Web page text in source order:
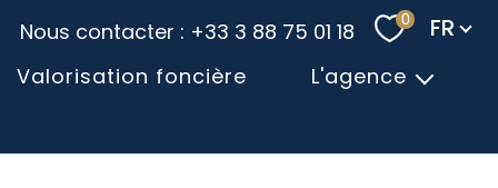
Nous contacter : +33 3 88 75 01 18 0 Langue
FR
Valorisation foncière L'agence